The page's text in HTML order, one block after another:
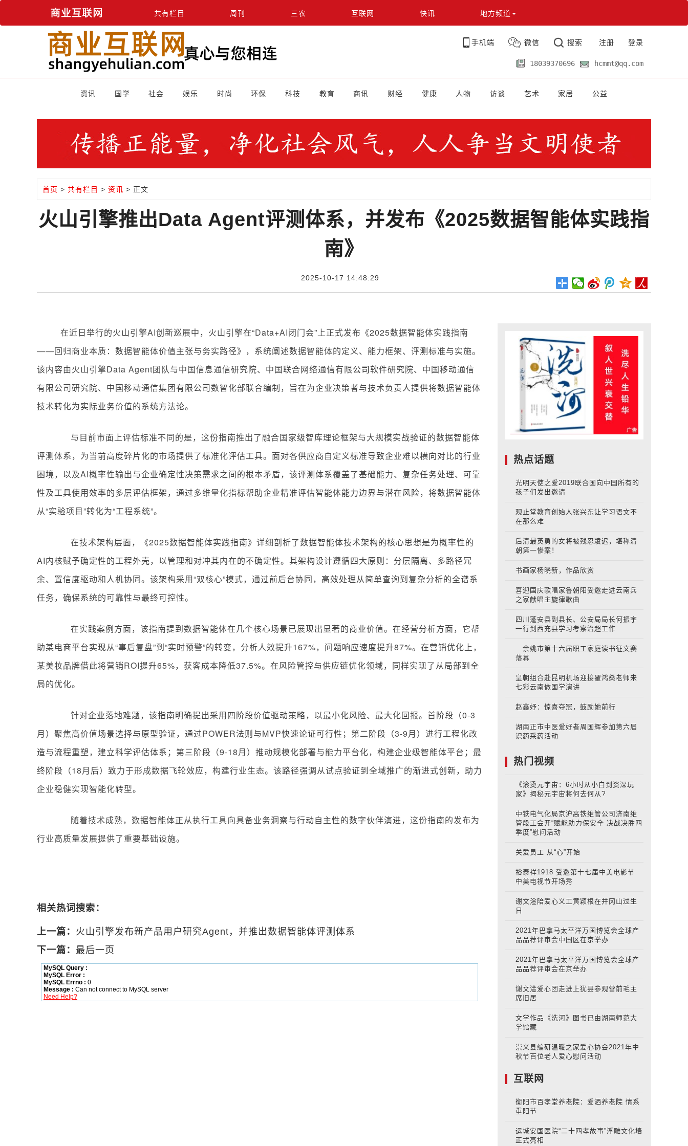
共有栏目 周刊 三农 互联网 快讯 地方频道
手机端 微信 搜索 注册 登录
18039370696 hcmmt@qq.com
资讯 国学 社会 娱乐 时尚 环保 科技 教育 商讯 财经 健康 人物 访谈 艺术 家居 公益
首页 > 共有栏目 > 资讯 > 正文
火山引擎推出Data Agent评测体系，并发布《2025数据智能体实践指
南》
2025-10-17 14:48:29
在近日举行的火山引擎AI创新巡展中，火山引擎在“Data+AI闭门会”上正式发布《2025数据智能体实践指南
——回归商业本质：数据智能体价值主张与务实路径》，系统阐述数据智能体的定义、能力框架、评测标准与实施。
该内容由火山引擎Data Agent团队与中国信息通信研究院、中国联合网络通信有限公司软件研究院、中国移动通信
有限公司研究院、中国移动通信集团有限公司数智化部联合编制，旨在为企业决策者与技术负责人提供将数据智能体
技术转化为实际业务价值的系统方法论。
与目前市面上评估标准不同的是，这份指南推出了融合国家级智库理论框架与大规模实战验证的数据智能体
评测体系，为当前高度碎片化的市场提供了标准化评估工具。面对各供应商自定义标准导致企业难以横向对比的行业
困境，以及AI概率性输出与企业确定性决策需求之间的根本矛盾，该评测体系覆盖了基础能力、复杂任务处理、可靠
性及工具使用效率的多层评估框架，通过多维量化指标帮助企业精准评估智能体能力边界与潜在风险，将数据智能体
从“实验项目”转化为“工程系统”。
在技术架构层面，《2025数据智能体实践指南》详细剖析了数据智能体技术架构的核心思想是为概率性的
AI内核赋予确定性的工程外壳，以管理和对冲其内在的不确定性。其架构设计遵循四大原则：分层隔离、多路径冗
余、置信度驱动和人机协同。该架构采用“双核心”模式，通过前后台协同，高效处理从简单查询到复杂分析的全谱系
任务，确保系统的可靠性与最终可控性。
在实践案例方面，该指南提到数据智能体在几个核心场景已展现出显著的商业价值。在经营分析方面，它帮
助某电商平台实现从“事后复盘”到“实时预警”的转变，分析人效提升167%，问题响应速度提升87%。在营销优化上，
某美妆品牌借此将营销ROI提升65%，获客成本降低37.5%。在风险管控与供应链优化领域，同样实现了从局部到全
局的优化。
针对企业落地难题，该指南明确提出采用四阶段价值驱动策略，以最小化风险、最大化回报。首阶段（0-3
月）聚焦高价值场景选择与原型验证，通过POWER法则与MVP快速论证可行性；第二阶段（3-9月）进行工程化改
造与流程重塑，建立科学评估体系；第三阶段（9-18月）推动规模化部署与能力平台化，构建企业级智能体平台；最
终阶段（18月后）致力于形成数据飞轮效应，构建行业生态。该路径强调从试点验证到全域推广的渐进式创新，助力
企业稳健实现智能化转型。
随着技术成熟，数据智能体正从执行工具向具备业务洞察与行动自主性的数字伙伴演进，这份指南的发布为
行业高质量发展提供了重要基础设施。
相关热词搜索：
上一篇： 火山引擎发布新产品用户研究Agent，并推出数据智能体评测体系
下一篇： 最后一页
热点话题
光明天使之爱2019联合国向中国所有的
孩子们发出邀请
观止堂教育创始人张兴东让学习语文不
在那么难
后清最英勇的女将被残忍凌迟，堪称清
朝第一惨案！
书画家杨晓新，作品欣赏
喜迎国庆歌唱家鲁朝阳受邀走进云南兵
之家献唱主旋律歌曲
四川蓬安县副县长、公安局局长何振宇
一行到西充县学习考察治超工作
余姚市第十六届职工家庭读书征文赛
落幕
皇朝组合赴昆明机场迎接翟鸿燊老师来
七彩云南做国学演讲
赵鑫妤：惊喜夺冠，鼓励她前行
湖南正市中医爱好者周国辉参加第六届
识药采药活动
热门视频
《滚烫元宇宙：6小时从小白到资深玩
家》揭秘元宇宙将何去何从?
中铁电气化局京沪高铁维管公司济南维
管段工会开“赋能助力保安全 决战决胜四
季度”慰问活动
关爱员工 从“心”开始
裕泰祥1918 受邀第十七届中美电影节
中美电视节开场秀
谢文淦陪爱心义工黄颖根在井冈山过生
日
2021年巴拿马太平洋万国博览会全球产
品品荐评审会中国区在京举办
2021年巴拿马太平洋万国博览会全球产
品品荐评审会在京举办
谢文淦爱心团走进上犹县参观营前毛主
席旧居
文学作品《洗河》图书已由湖南师范大
学馆藏
崇义县编研温暖之家爱心协会2021年中
秋节百位老人爱心慰问活动
互联网
衡阳市百孝堂养老院：爱洒养老院 情系
重阳节
运城安国医院“二十四孝故事”浮雕文化墙
正式亮相